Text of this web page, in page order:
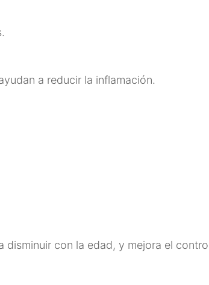
a reducir la inflamación.
disminuir con la edad, y mejora el